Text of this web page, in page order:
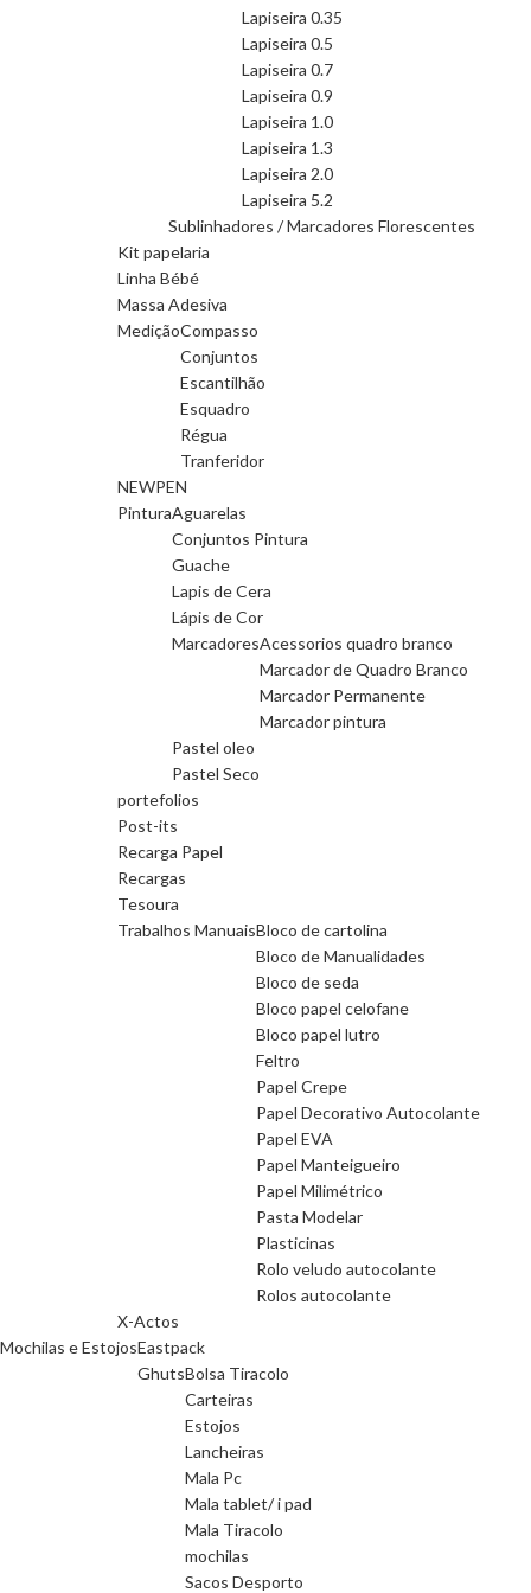
Lapiseira 0.35
Lapiseira 0.5
Lapiseira 0.7
Lapiseira 0.9
Lapiseira 1.0
Lapiseira 1.3
Lapiseira 2.0
Lapiseira 5.2
Sublinhadores / Marcadores Florescentes
Kit papelaria
Linha Bébé
Massa Adesiva
MediçãoCompasso
Conjuntos
Escantilhão
Esquadro
Régua
Tranferidor
NEWPEN
PinturaAguarelas
Conjuntos Pintura
Guache
Lapis de Cera
Lápis de Cor
MarcadoresAcessorios quadro branco
Marcador de Quadro Branco
Marcador Permanente
Marcador pintura
Pastel oleo
Pastel Seco
portefolios
Post-its
Recarga Papel
Recargas
Tesoura
Trabalhos ManuaisBloco de cartolina
Bloco de Manualidades
Bloco de seda
Bloco papel celofane
Bloco papel lutro
Feltro
Papel Crepe
Papel Decorativo Autocolante
Papel EVA
Papel Manteigueiro
Papel Milimétrico
Pasta Modelar
Plasticinas
Rolo veludo autocolante
Rolos autocolante
X-Actos
Mochilas e EstojosEastpack
GhutsBolsa Tiracolo
Carteiras
Estojos
Lancheiras
Mala Pc
Mala tablet/ i pad
Mala Tiracolo
mochilas
Sacos Desporto